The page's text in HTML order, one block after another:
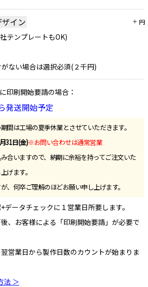
イン + 円
テンプレートもOK)
ない場合は選択必須(２千円)
印刷開始要請の場合：
発送開始予定
間は工場の夏季休業とさせていただきます。
31日(金)※お問い合わせは通常営業
合いますので、納期に余裕を持ってご注文いた
げます。
、何卒ご理解のほどお願い申し上げます。
ータチェックに１営業日所要します。
、お客様による「印刷開始要請」が必要で
営業日から製作日数のカウントが始まりま
法 ＞